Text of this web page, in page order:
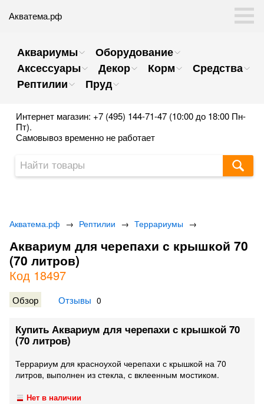
Акватема.рф
Аквариумы
Оборудование
Аксессуары
Декор Корм
Средства
Рептилии
Пруд
Интернет магазин: +7 (495) 144-71-47 (10:00 до 18:00 Пн-
Пт).
Самовывоз временно не работает
Акватема.рф → Рептилии → Террариумы →
Аквариум для черепахи с крышкой 70
(70 литров)
Код 18497
Обзор Отзывы 0
Купить Аквариум для черепахи с крышкой 70
(70 литров)
Террариум для красноухой черепахи с крышкой на 70
литров, выполнен из стекла, с вклеенным мостиком.
Нет в наличии